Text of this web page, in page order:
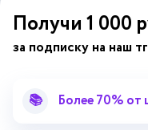
Подписывайся на наши
Лекторий
Получи 1 000
за подписку на наш
📚 Более 70% от